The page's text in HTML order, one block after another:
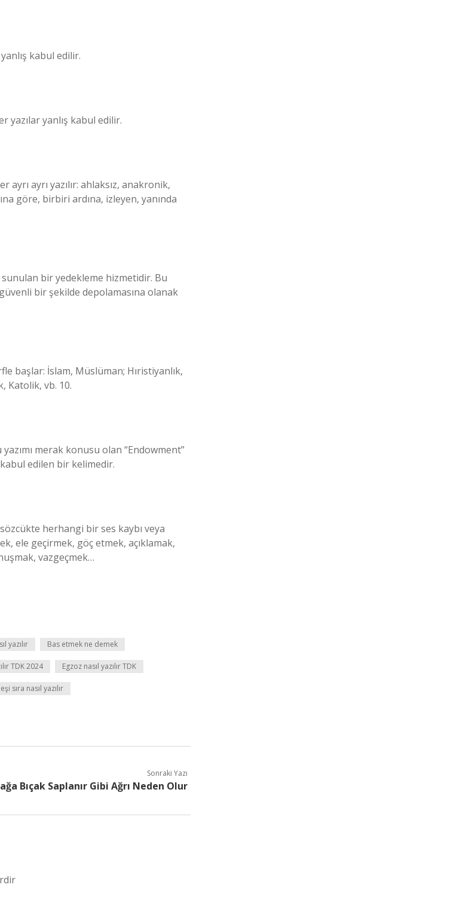
kabul edilir.
yazılar yanlış kabul edilir.
ayrı ayrı yazılır: ahlaksız, anakronik,
göre, birbiri ardına, izleyen, yanında
sunulan bir yedekleme hizmetidir. Bu
bir şekilde depolamasına olanak
başlar: İslam, Müslüman; Hıristiyanlık,
Katolik, vb. 10.
merak konusu olan “Endowment”
edilen bir kelimedir.
herhangi bir ses kaybı veya
ele geçirmek, göç etmek, açıklamak,
vazgeçmek…
yazılır Bas etmek ne demek
TDK 2024 Egzoz nasıl yazılır TDK
sıra nasıl yazılır
Sonraki Yazı
Bıçak Saplanır Gibi Ağrı Neden Olur